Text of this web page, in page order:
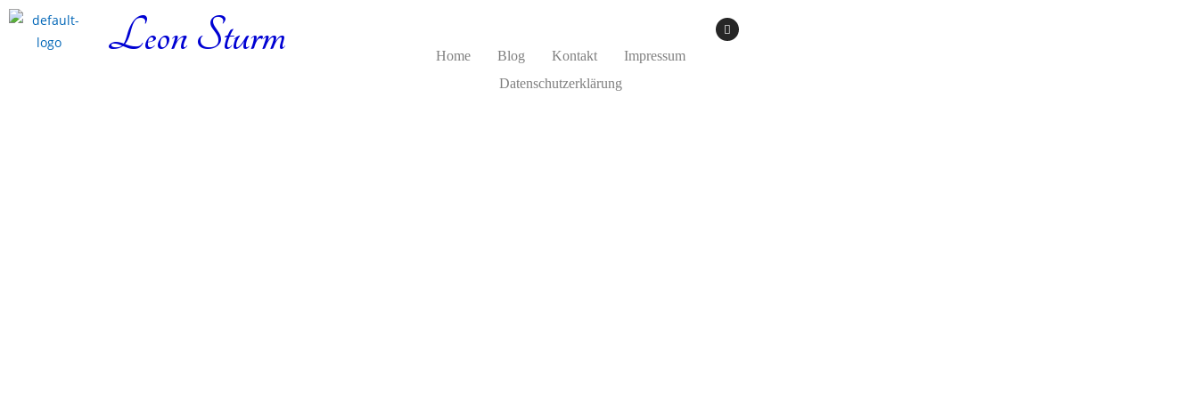
Leon Sturm Home Blog Kontakt
Impressum
Datenschutzerklärung